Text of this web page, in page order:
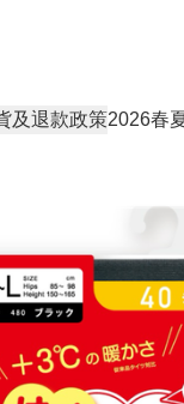
及退款政策2026春